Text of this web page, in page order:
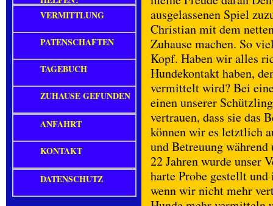
ausgelassenen Spiel
Christian mit dem
Zuhause machen. So
Kopf. Haben wir alles
Hundekontakt haben,
vermittelt wird? Bei
einen unserer
vertrauen, dass sie das
können wir es letztlich
und Betreuung
22 Jahren wurde unser
harte Probe gestellt
wenn wir nicht mehr
VERMITTLUNG
PATENSCHAFTEN
TAGEBUCH
ZUHAUSE GEFUNDEN
ANFAHRT
KONTAKT
DATENSCHUTZ